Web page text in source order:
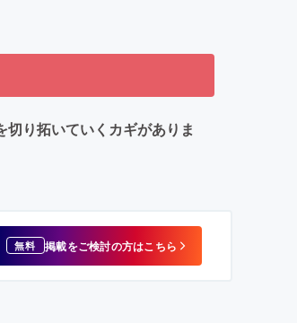
り拓いていくカギがありま
無料 掲載をご検討の方はこちら